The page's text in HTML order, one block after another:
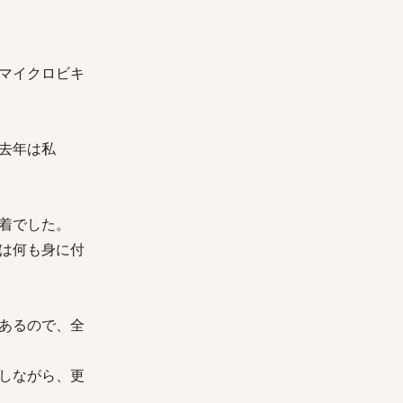
イクロビキ
年は私
した。
何も身に付
るので、全
ながら、更